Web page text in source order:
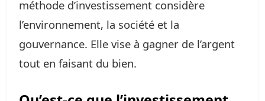
méthode d’investissement considère
l’environnement, la société et la
gouvernance. Elle vise à gagner de l’argent
tout en faisant du bien.